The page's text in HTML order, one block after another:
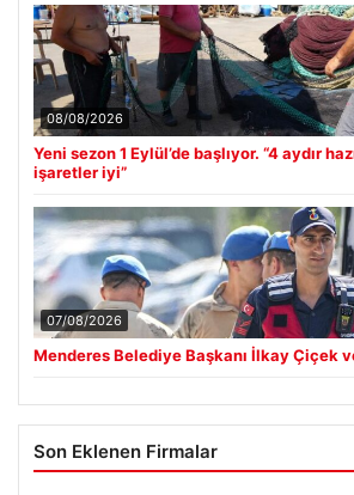
08/08/2026
Yeni sezon 1 Eylül’de başlıyor. “4 aydır
işaretler iyi”
07/08/2026
Menderes Belediye Başkanı İlkay Çiçek
Son Eklenen Firmalar